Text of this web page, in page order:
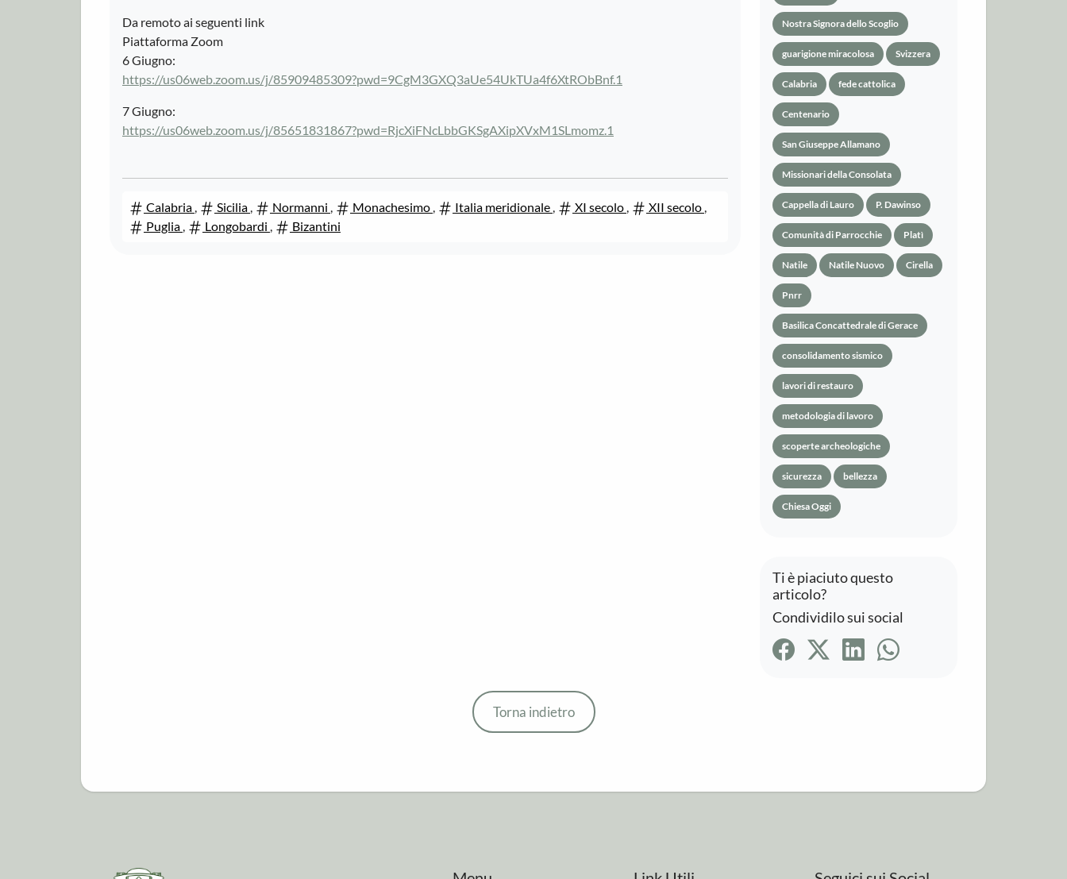
Da remoto ai seguenti link
Piattaforma Zoom
6 Giugno:
https://us06web.zoom.us/j/85909485309?pwd=9CgM3GXQ3aUe54UkTUa4f6XtRObBnf.1
7 Giugno:
https://us06web.zoom.us/j/85651831867?pwd=RjcXiFNcLbbGKSgAXipXVxM1SLmomz.1
Calabria , Sicilia , Normanni , Monachesimo , Italia meridionale , XI secolo , XII secolo ,
Puglia , Longobardi , Bizantini
Ti è piaciuto questo
articolo?
Condividilo sui social
Nostra Signora dello Scoglio
guarigione miracolosa Svizzera
Calabria fede cattolica
Centenario
San Giuseppe Allamano
Missionari della Consolata
Cappella di Lauro P. Dawinso
Comunità di Parrocchie Platì
Natile Natile Nuovo Cirella
Pnrr
Basilica Concattedrale di Gerace
consolidamento sismico
lavori di restauro
metodologia di lavoro
scoperte archeologiche
sicurezza bellezza
Chiesa Oggi
Torna indietro